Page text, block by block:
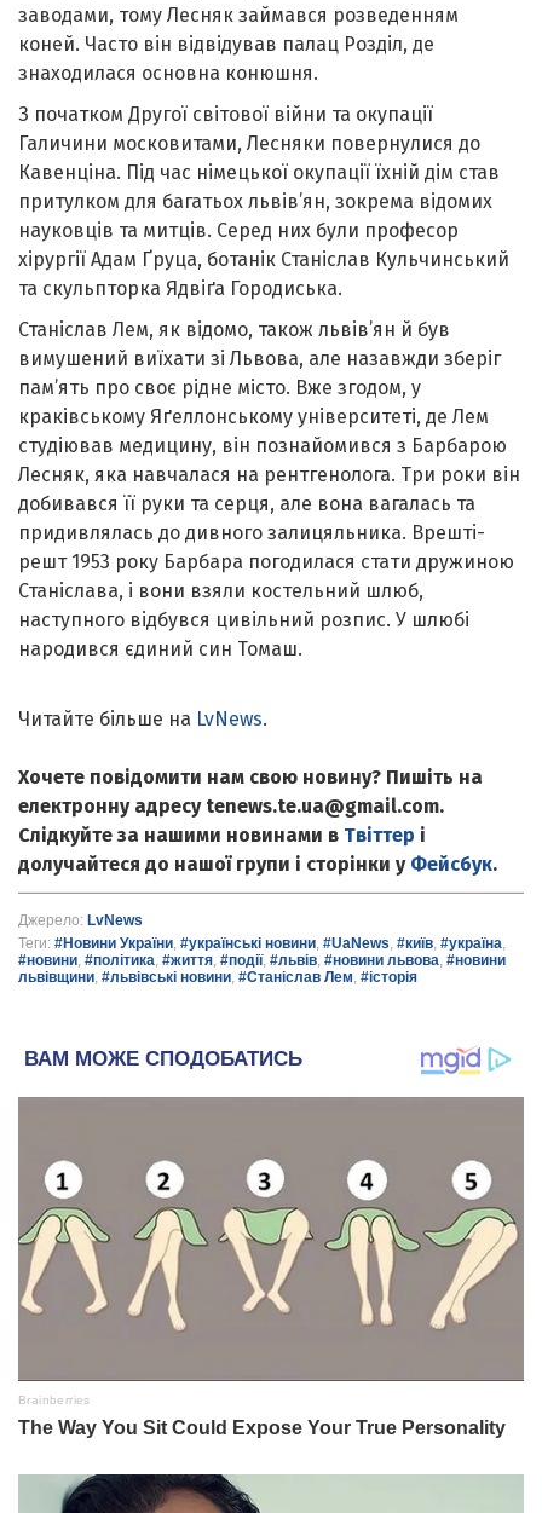
заводами, тому Лесняк займався розведенням
коней. Часто він відвідував палац Розділ, де
знаходилася основна конюшня.
З початком Другої світової війни та окупації
Галичини московитами, Лесняки повернулися до
Кавенціна. Під час німецької окупації їхній дім став
притулком для багатьох львів’ян, зокрема відомих
науковців та митців. Серед них були професор
хірургії Адам Ґруца, ботанік Станіслав Кульчинський
та скульпторка Ядвіґа Городиська.
Станіслав Лем, як відомо, також львів’ян й був
вимушений виїхати зі Львова, але назавжди зберіг
пам’ять про своє рідне місто. Вже згодом, у
краківському Яґеллонському університеті, де Лем
студіював медицину, він познайомився з Барбарою
Лесняк, яка навчалася на рентгенолога. Три роки він
добивався її руки та серця, але вона вагалась та
придивлялась до дивного залицяльника. Врешті-
решт 1953 року Барбара погодилася стати дружиною
Станіслава, і вони взяли костельний шлюб,
наступного відбувся цивільний розпис. У шлюбі
народився єдиний син Томаш.
Читайте більше на LvNews.
Хочете повідомити нам свою новину? Пишіть на
електронну адресу tenews.te.ua@gmail.com.
Слідкуйте за нашими новинами в Твіттер і
долучайтеся до нашої групи і сторінки у Фейсбук.
Джерело: LvNews
Теги: #Новини України, #українські новини, #UaNews, #київ, #україна,
#новини, #політика, #життя, #події, #львів, #новини львова, #новини
львівщини, #львівські новини, #Станіслав Лем, #історія